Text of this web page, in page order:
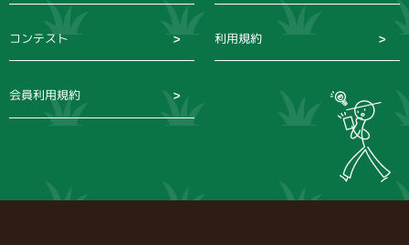
コンテスト 利用規約
会員利用規約